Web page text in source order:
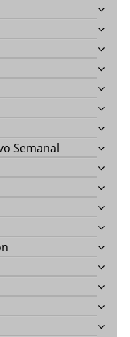
Semanal